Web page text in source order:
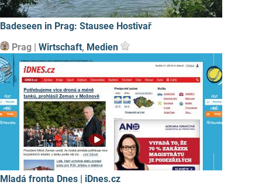
Badeseen in Prag: Stausee Hostivař
Prag | Wirtschaft, Medien
Mladá fronta Dnes | iDnes.cz